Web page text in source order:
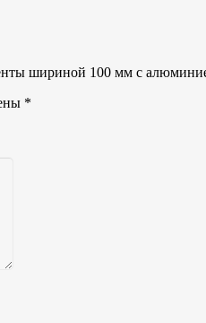
шириной 100 мм с
*